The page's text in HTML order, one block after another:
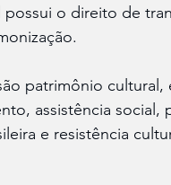
o direito de
patrimônio
assistência social,
e resistência